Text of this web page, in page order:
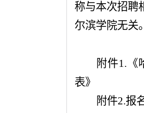
称与本次招聘
尔滨学院无关
附件1.《
表》
附件2.报